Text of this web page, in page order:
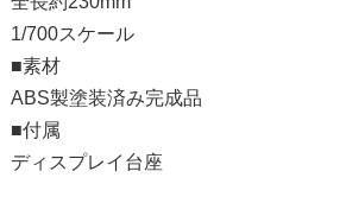
1/700スケール
■素材
ABS製塗装済み完成品
■付属
ディスプレイ台座